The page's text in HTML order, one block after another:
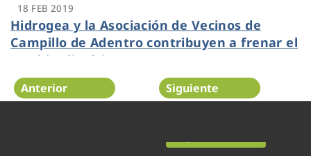
18 FEB 2019
Hidrogea y la Asociación de Vecinos de
Campillo de Adentro contribuyen a frenar el
cambio climático
Anterior Siguiente